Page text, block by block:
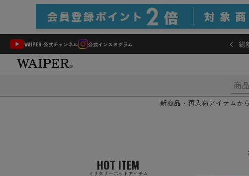
WAIPER 公式チャンネル 公式インスタグラム 総
新商品・再入荷アイテムか
HOT ITEM
ミリタリーホットアイテム